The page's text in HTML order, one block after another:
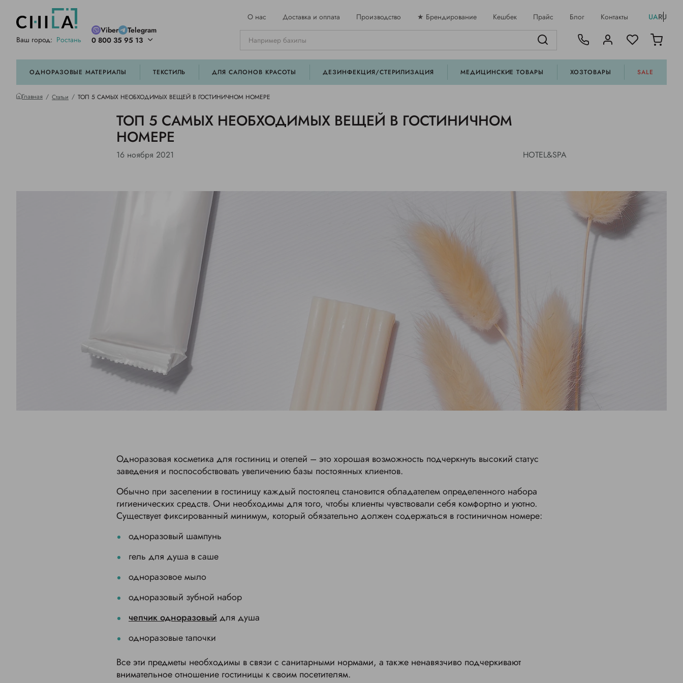
Ваш город: Ростань
Viber
Telegram
0 800 35 95 13
О нас Доставка и оплата Производство ★ Брендирование Кешбек Прайс Блог Контакты UARU
ОДНОРАЗОВЫЕ МАТЕРИАЛЫ ТЕКСТИЛЬ ДЛЯ САЛОНОВ КРАСОТЫ ДЕЗИНФЕКЦИЯ/СТЕРИЛИЗАЦИЯ МЕДИЦИНСКИЕ ТОВАРЫ ХОЗТОВАРЫ SALE
Главная Статьи ТОП 5 САМЫХ НЕОБХОДИМЫХ ВЕЩЕЙ В ГОСТИНИЧНОМ НОМЕРЕ
ТОП 5 САМЫХ НЕОБХОДИМЫХ ВЕЩЕЙ В ГОСТИНИЧНОМ
НОМЕРЕ
16 ноября 2021 HOTEL&SPA
Одноразовая косметика для гостиниц и отелей – это хорошая возможность подчеркнуть высокий статус
заведения и поспособствовать увеличению базы постоянных клиентов.
Обычно при заселении в гостиницу каждый постоялец становится обладателем определенного набора
гигиенических средств. Они необходимы для того, чтобы клиенты чувствовали себя комфортно и уютно.
Существует фиксированный минимум, который обязательно должен содержаться в гостиничном номере:
одноразовый шампунь
гель для душа в саше
одноразовое мыло
одноразовый зубной набор
чепчик одноразовый для душа
одноразовые тапочки
Все эти предметы необходимы в связи с санитарными нормами, а также ненавязчиво подчеркивают
внимательное отношение гостиницы к своим посетителям.